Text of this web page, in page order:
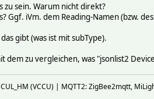
sein. Warum nicht direkt?
Ggf. iVm. dem Reading-Namen (bzw.
gibt (was ist mit subType).
dem zu vergleichen, was "jsonlist2
(VCCU) | MQTT2: ZigBee2mqtt,